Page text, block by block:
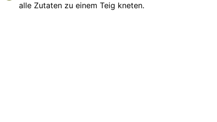
alle Zutaten zu einem Teig kneten.